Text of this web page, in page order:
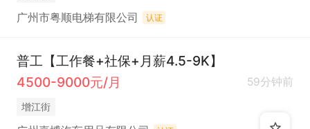
广州市粤顺电梯有限公司 认证
普工【工作餐+社保+月薪4.5-9K】
4500-9000元/月
59分钟前
增江街